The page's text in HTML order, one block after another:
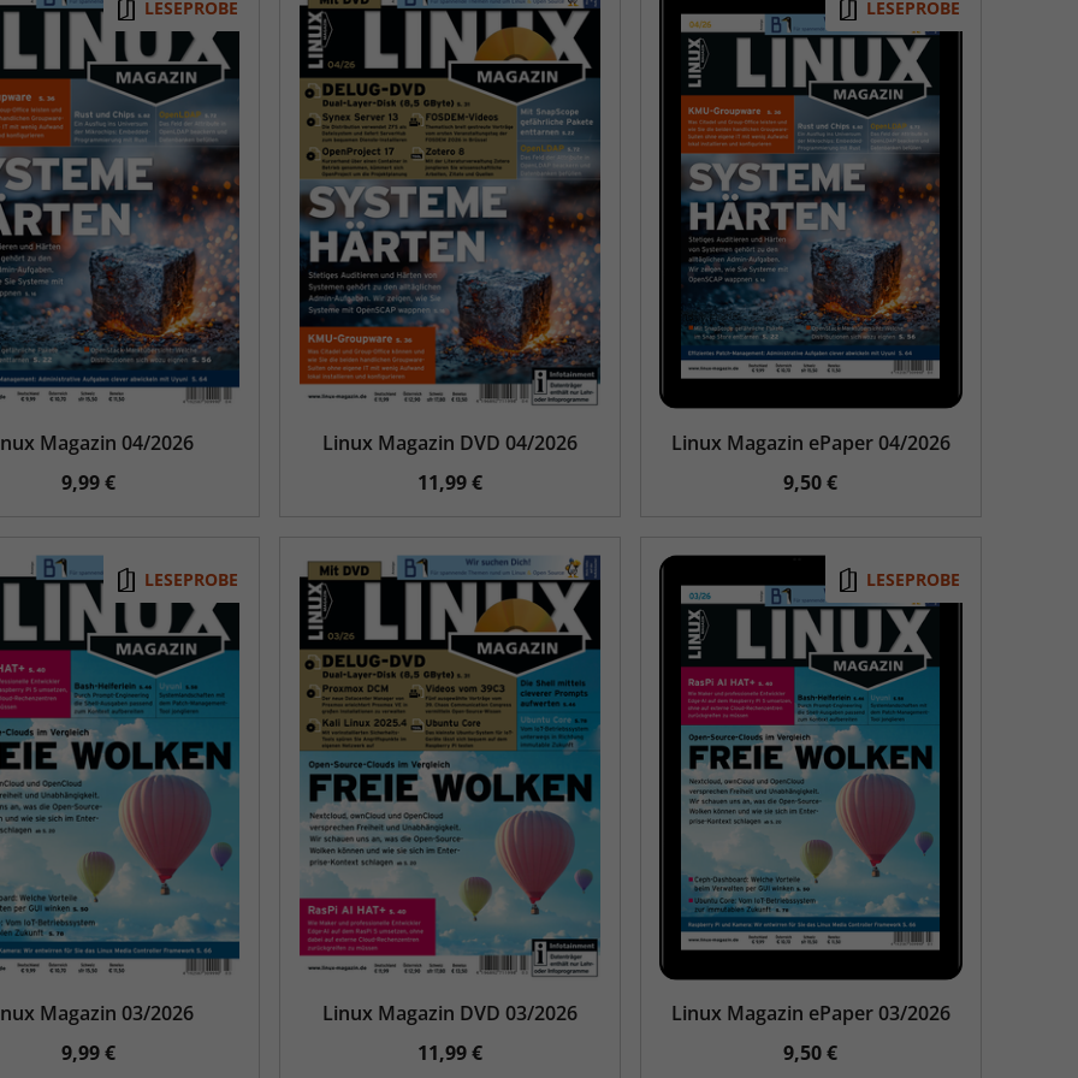
Magazin 04/2026
9,99 €
LESEPROBE
Linux Magazin DVD 04/2026
11,99 €
Linux Magazin ePaper 04/2026
9,50 €
LESEPROBE
Magazin 03/2026
9,99 €
LESEPROBE
Linux Magazin DVD 03/2026
11,99 €
Linux Magazin ePaper 03/2026
9,50 €
LESEPROBE